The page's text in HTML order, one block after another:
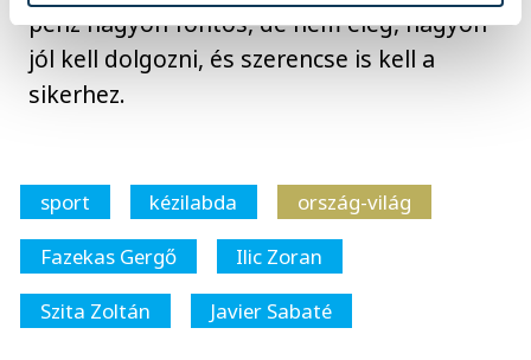
pénz nagyon fontos, de nem elég, nagyon
jól kell dolgozni, és szerencse is kell a
sikerhez.
sport kézilabda
ország-világ
Fazekas Gergő
Ilic Zoran
Szita Zoltán
Javier Sabaté